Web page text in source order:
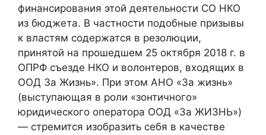
финансирования этой деятельности СО НКО
из бюджета. В частности подобные призывы
к властям содержатся в резолюции,
принятой на прошедшем 25 октября 2018 г. в
ОПРФ съезде НКО и волонтеров, входящих в
ООД За Жизнь». При этом АНО «За жизнь»
(выступающая в роли «зонтичного»
юридического оператора ООД «За ЖИЗНЬ»)
— стремится изобразить себя в качестве